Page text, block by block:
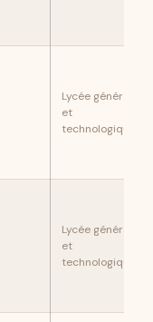
Lycée général
et
technologique
Lycée général
et
technologique